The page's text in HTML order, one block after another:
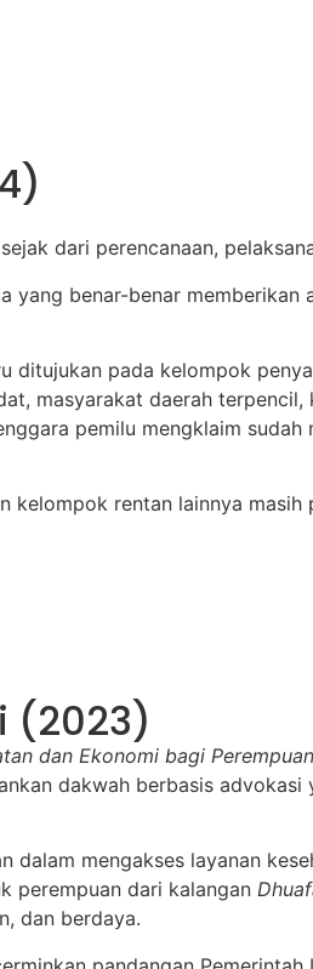
dari perencanaan,
benar-benar memberikan
ditujukan pada kelompok
masyarakat daerah
pemilu mengklaim
kelompok rentan lainnya masih
(2023)
dan Ekonomi bagi
dakwah berbasis
mengakses layanan
perempuan dari kalangan
dan berdaya.